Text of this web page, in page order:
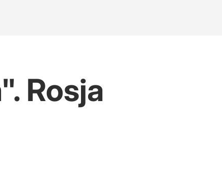
Rosja